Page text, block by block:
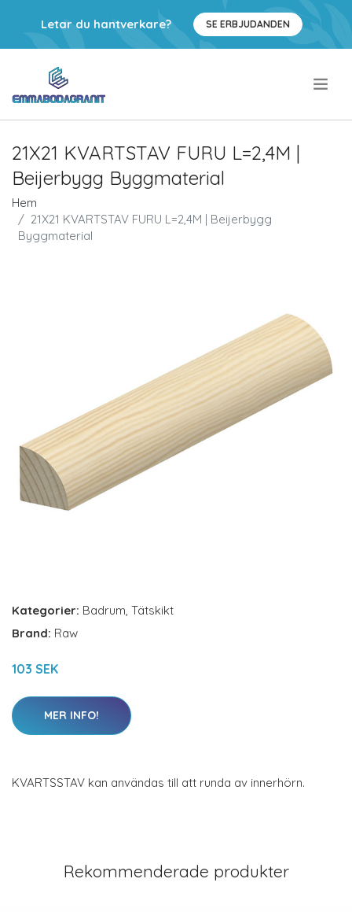
Letar du hantverkare? SE ERBJUDANDEN
21X21 KVARTSTAV FURU L=2,4M |
Beijerbygg Byggmaterial
Hem
21X21 KVARTSTAV FURU L=2,4M | Beijerbygg
Byggmaterial
Kategorier: Badrum, Tätskikt
Brand: Raw
103 SEK
MER INFO!
KVARTSSTAV kan användas till att runda av innerhörn.
Rekommenderade produkter